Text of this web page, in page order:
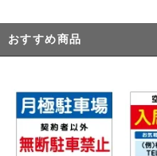
おすすめ商品